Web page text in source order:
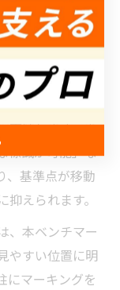
は、基準点ごと
持つことが成功
選び方
直結します。ま
標識が可能」な
、基準点が移動
えられます。
、本ベンチマー
やすい位置に明
にマーキングを